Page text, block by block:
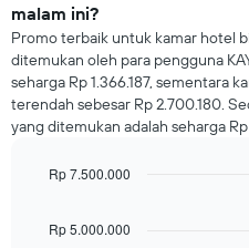
malam ini?
Promo terbaik untuk kamar hotel
ditemukan oleh para pengguna
seharga Rp 1.366.187, sementara
terendah sebesar Rp 2.700.180.
yang ditemukan adalah seharga Rp
with
Rp 5.000.000
Rp 7.500.000